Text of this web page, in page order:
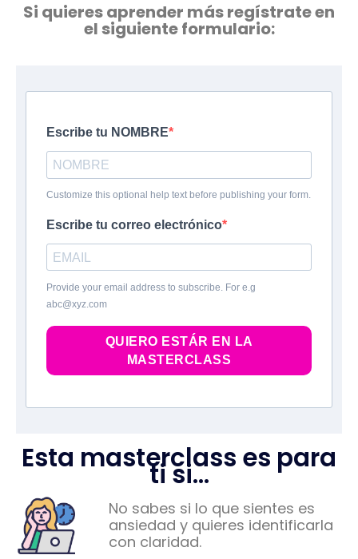
Si quieres aprender más regístrate en
el siguiente formulario:
Escribe tu NOMBRE
Customize this optional help text before publishing your form.
Escribe tu correo electrónico
Provide your email address to subscribe. For e.g
abc@xyz.com
QUIERO ESTÁR EN LA
MASTERCLASS
Esta masterclass es para
ti si…
No sabes si lo que sientes es
ansiedad y quieres identificarla
con claridad.